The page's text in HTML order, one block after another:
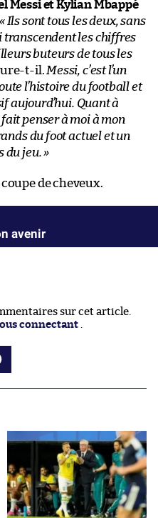
Messi et Kylian Mbappé
« Ils sont tous les deux, sans
transcendent les chiffres
buteurs de tous les
t-il. Messi, c’est l’un
l’histoire du football et
aujourd’hui. Quant à
penser à moi à mon
du foot actuel et un
du jeu. »
de cheveux.
avenir
sur cet article.
connectant